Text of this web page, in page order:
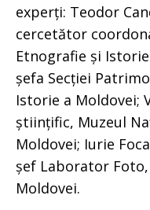
experți: Teodor
cercetător
Etnografie și
șefa Secției
Istorie a Moldovei;
științific, Muzeul
Moldovei; Iurie
șef Laborator
Moldovei.